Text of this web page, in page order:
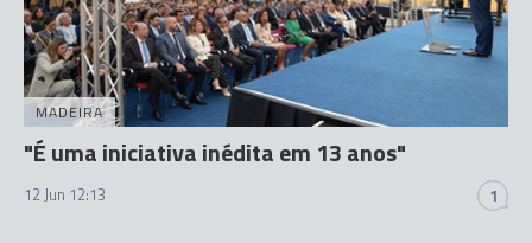
MADEIRA
"É uma iniciativa inédita em 13 anos"
12 Jun 12:13 1